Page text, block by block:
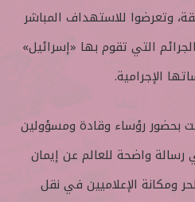
وتعرضوا للاستهداف المباشر
التي تقوم بها «إسرائيل»
الإجرامية.
بحضور رؤساء وقادة ومسؤولين
150 دولة هي رسالة واضحة للعالم عن إيمان
ومكانة الإعلاميين في نقل